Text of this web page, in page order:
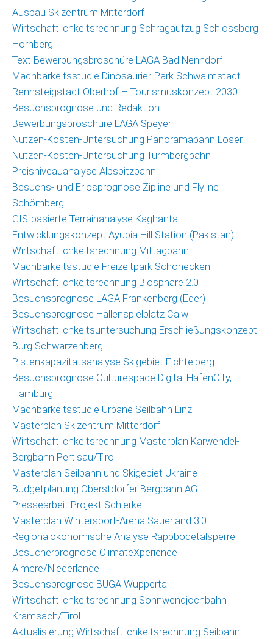
Freizeit
Saisonmonitoring
Skigebiete
Deutschland
Veröffentlichungen
Projekte
Nachrichten
Nachrichtenarchiv
Team
Christoph
Schrahe
Lukas
Melzer
Partnernetzwerk
Kunden
Kontakt
Ausbau Skizentrum Mitterdorf
Wirtschaftlichkeitsrechnung Schrägaufzug Schlossberg
Hornberg
Text Bewerbungsbroschüre LAGA Bad Nenndorf
Machbarkeitsstudie Dinosaurier-Park Schwalmstadt
Rennsteigstadt Oberhof – Tourismuskonzept 2030
Besuchsprognose und Redaktion
Bewerbungsbroschüre LAGA Speyer
Nutzen-Kosten-Untersuchung Panoramabahn Loser
Nutzen-Kosten-Untersuchung Turmbergbahn
Preisniveauanalyse Alpspitzbahn
Besuchs- und Erlösprognose Zipline und Flyline
Schömberg
GIS-basierte Terrainanalyse Kaghantal
Entwicklungskonzept Ayubia Hill Station (Pakistan)
Wirtschaftlichkeitsrechnung Mittagbahn
Machbarkeitsstudie Freizeitpark Schönecken
Wirtschaftlichkeitsrechnung Biosphäre 2.0
Besuchsprognose LAGA Frankenberg (Eder)
Besuchsprognose Hallenspielplatz Calw
Wirtschaftlichkeitsuntersuchung Erschließungskonzept
Burg Schwarzenberg
Pistenkapazitätsanalyse Skigebiet Fichtelberg
Besuchsprognose Culturespace Digital HafenCity,
Hamburg
Machbarkeitsstudie Urbane Seilbahn Linz
Masterplan Skizentrum Mitterdorf
Wirtschaftlichkeitsrechnung Masterplan Karwendel-
Bergbahn Pertisau/Tirol
Masterplan Seilbahn und Skigebiet Ukraine
Budgetplanung Oberstdorfer Bergbahn AG
Pressearbeit Projekt Schierke
Masterplan Wintersport-Arena Sauerland 3.0
Regionalökonomische Analyse Rappbodetalsperre
Besucherprognose ClimateXperience
Almere/Niederlande
Besuchsprognose BUGA Wuppertal
Wirtschaftlichkeitsrechnung Sonnwendjochbahn
Kramsach/Tirol
Aktualisierung Wirtschaftlichkeitsrechnung Seilbahn